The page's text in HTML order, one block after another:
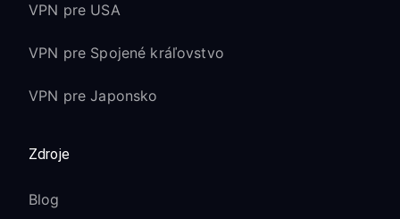
VPN pre USA
VPN pre Spojené kráľovstvo
VPN pre Japonsko
Zdroje
Blog